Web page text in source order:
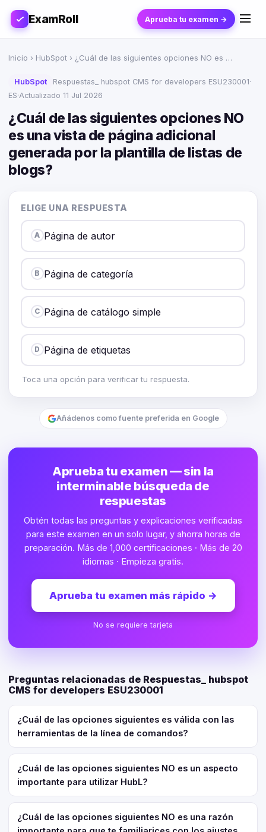
ExamRoll Aprueba tu examen →
Inicio › HubSpot › ¿Cuál de las siguientes opciones NO es …
HubSpot Respuestas_ hubspot CMS for developers ESU230001·
ES·Actualizado 11 Jul 2026
¿Cuál de las siguientes opciones NO
es una vista de página adicional
generada por la plantilla de listas de
blogs?
ELIGE UNA RESPUESTA
A Página de autor
B Página de categoría
C Página de catálogo simple
D Página de etiquetas
Toca una opción para verificar tu respuesta.
Añádenos como fuente preferida en Google
Aprueba tu examen — sin la
interminable búsqueda de
respuestas
Obtén todas las preguntas y explicaciones verificadas
para este examen en un solo lugar, y ahorra horas de
preparación. Más de 1,000 certificaciones · Más de 20
idiomas · Empieza gratis.
Aprueba tu examen más rápido →
No se requiere tarjeta
Preguntas relacionadas de Respuestas_ hubspot
CMS for developers ESU230001
¿Cuál de las opciones siguientes es válida con las
herramientas de la línea de comandos?
¿Cuál de las opciones siguientes NO es un aspecto
importante para utilizar HubL?
¿Cuál de las opciones siguientes NO es una razón